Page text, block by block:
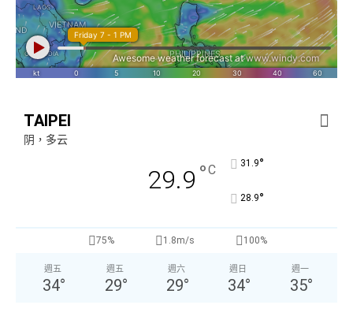
TAIPEI
阴，多云
29.9 °C 31.9°
28.9°
75% 1.8m/s 100%
週五
34°
週五
29°
週六
29°
週日
34°
週一
35°